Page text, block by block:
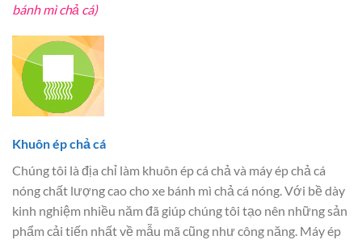
bánh mì chả cá)
Khuôn ép chả cá
Chúng tôi là địa chỉ làm khuôn ép cá chả và máy ép chả cá
nóng chất lượng cao cho xe bánh mì chả cá nóng. Với bề dày
kinh nghiệm nhiều năm đã giúp chúng tôi tạo nên những sản
phẩm cải tiến nhất về mẫu mã cũng như công năng. Máy ép